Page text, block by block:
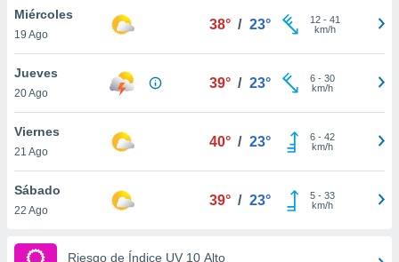
abono
únicos
similares
este sitio
IP
Miércoles
19 Ago
38° / 23° 12- 41
km/h
Jueves
20 Ago
39° / 23° 6- 30
km/h
Viernes
21 Ago
40° / 23° 6- 42
km/h
Sábado
22 Ago
39° / 23° 5- 33
km/h
Riesgo de Índice UV 10 Alto